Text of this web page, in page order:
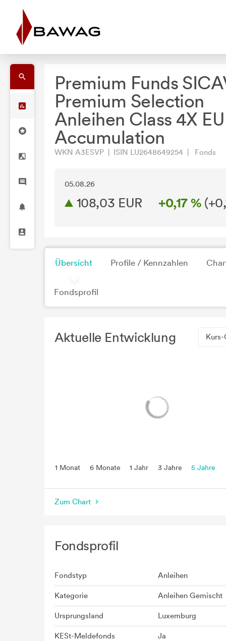
Premium Funds
Premium Selection
Anleihen Class 4X
Accumulation
WKN A3ESVP | ISIN LU2648649254 | Fonds
05.08.26
108,03 EUR +0,17 % (
Übersicht Profile / Kennzahlen
Fondsprofil
Aktuelle Entwicklung Kurs-
1 Monat 6 Monate 1 Jahr 3 Jahre 5 Jahre
Zum Chart
Fondsprofil
Fondstyp Anleihen
Kategorie Anleihen Gemischt
Ursprungsland Luxemburg
KESt-Meldefonds Ja